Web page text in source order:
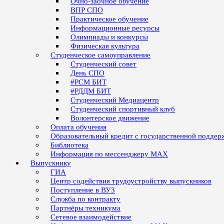
ВПР СПО
Практическое обучение
Информационные ресурсы
Олимпиады и конкурсы
Физическая культура
Студенческое самоуправление
Студенческий совет
День СПО
#РСМ БИТ
#РДДМ БИТ
Студенческий Медиацентр
Студенческий спортивный клуб
Волонтерское движение
Оплата обучения
Образовательный кредит с государственной
Библиотека
Информация по мессенджеру MAX
Выпускнику
ГИА
Центр содействия трудоустройству выпускников
Поступление в ВУЗ
Служба по контракту
Партнёры техникума
Сетевое взаимодействие